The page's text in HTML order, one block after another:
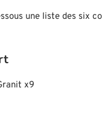
une liste des six
x9